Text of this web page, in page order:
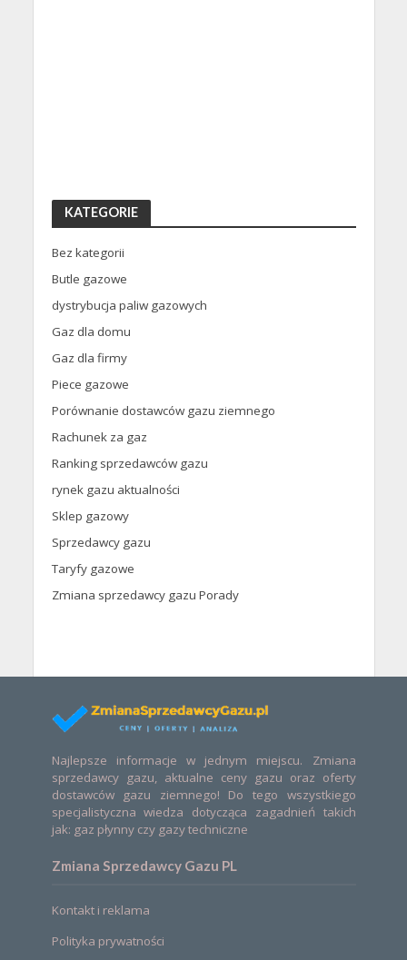
KATEGORIE
Bez kategorii
Butle gazowe
dystrybucja paliw gazowych
Gaz dla domu
Gaz dla firmy
Piece gazowe
Porównanie dostawców gazu ziemnego
Rachunek za gaz
Ranking sprzedawców gazu
rynek gazu aktualności
Sklep gazowy
Sprzedawcy gazu
Taryfy gazowe
Zmiana sprzedawcy gazu Porady
Najlepsze informacje w jednym miejscu. Zmiana
sprzedawcy gazu, aktualne ceny gazu oraz oferty
dostawców gazu ziemnego! Do tego wszystkiego
specjalistyczna wiedza dotycząca zagadnień takich
jak: gaz płynny czy gazy techniczne
Zmiana Sprzedawcy Gazu PL
Kontakt i reklama
Polityka prywatności